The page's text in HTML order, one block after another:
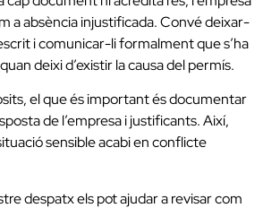
a absència injustificada. Convé deixar-
i comunicar-li formalment que s’ha
deixi d’existir la causa del permís.
el que és important és documentar
de l’empresa i justificants. Així,
sensible acabi en conflicte
despatx els pot ajudar a revisar com